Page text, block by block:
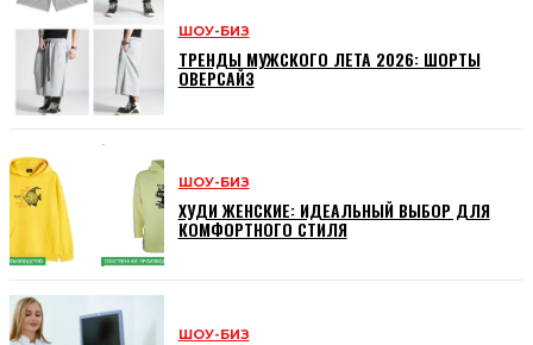
ШОУ-БИЗ
ТРЕНДЫ МУЖСКОГО ЛЕТА 2026: ШОРТЫ
ОВЕРСАЙЗ
ШОУ-БИЗ
ХУДИ ЖЕНСКИЕ: ИДЕАЛЬНЫЙ ВЫБОР ДЛЯ
КОМФОРТНОГО СТИЛЯ
ШОУ-БИЗ